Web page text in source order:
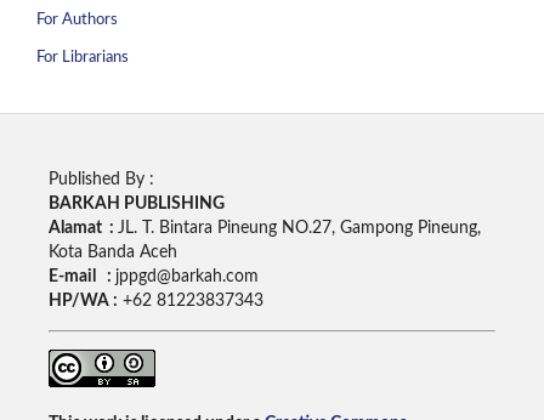
For Authors
For Librarians
Published By :
BARKAH PUBLISHING
Alamat : JL. T. Bintara Pineung NO.27, Gampong Pineung,
Kota Banda Aceh
E-mail : jppgd@barkah.com
HP/WA : +62 81223837343